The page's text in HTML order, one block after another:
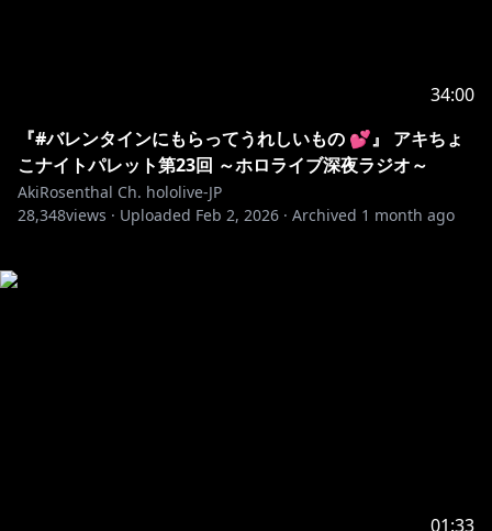
34:00
『#バレンタインにもらってうれしいもの 💕』 アキちょ
こナイトパレット第23回 ～ホロライブ深夜ラジオ～
AkiRosenthal Ch. hololive-JP
28,348views · Uploaded Feb 2, 2026 · Archived 1 month ago
01:33